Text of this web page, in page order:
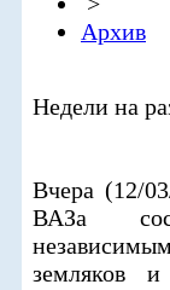
Архив
Недели на
Вчера (12/
ВАЗа
земляков